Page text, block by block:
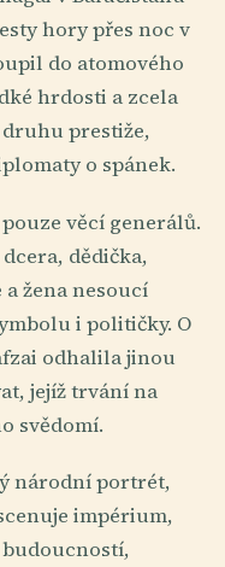
hory přes noc v
do atomového
hrdosti a zcela
prestiže,
o spánek.
věcí generálů.
dědička,
žena nesoucí
i političky. O
odhalila jinou
jejíž trvání na
svědomí.
národní portrét,
impérium,
budoucností,